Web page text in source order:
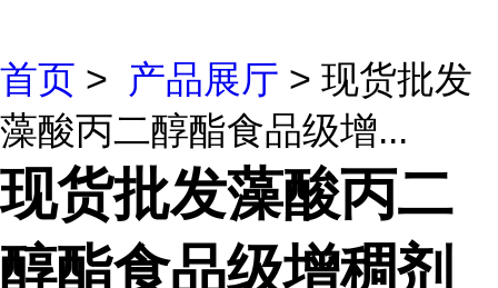
首页 > 产品展厅 > 现货批发
藻酸丙二醇酯食品级增...
现货批发藻酸丙二
醇酯食品级增稠剂